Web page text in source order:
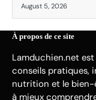
August 5, 2026
À propos de ce site
Lamduchien.net
conseils pratiques,
nutrition et le bien-
à mieux